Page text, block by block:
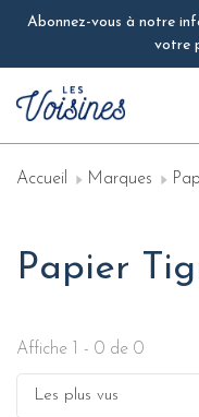
Abonnez-vous à notre
votre
Accueil Marques
Papier
Affiche 1 - 0 de 0
Les plus vus